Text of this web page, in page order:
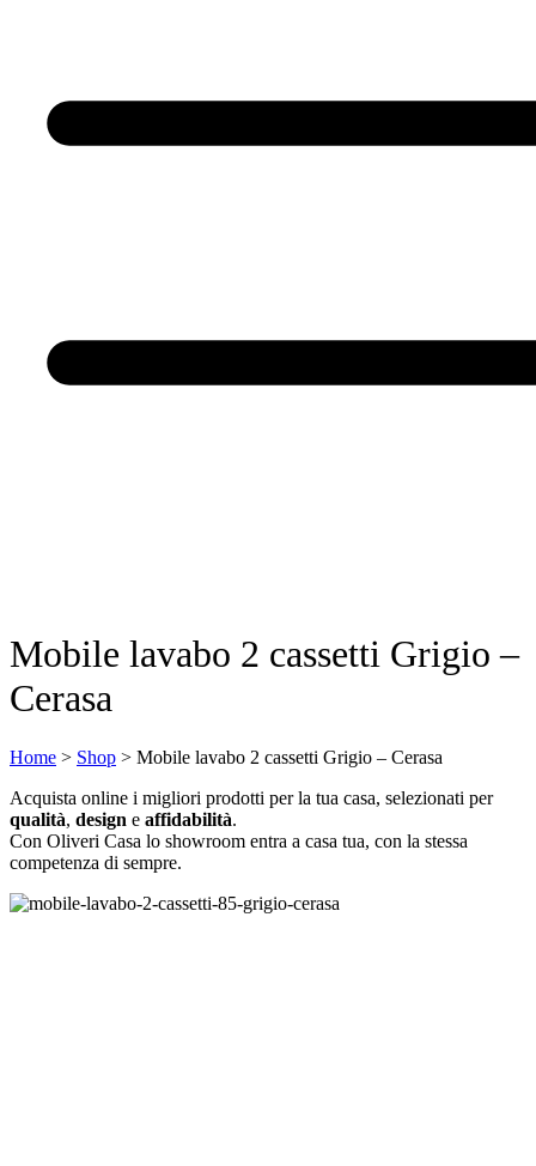
Mobile lavabo 2 cassetti Grigio –
Cerasa
Home > Shop > Mobile lavabo 2 cassetti Grigio – Cerasa
Acquista online i migliori prodotti per la tua casa, selezionati per
qualità, design e affidabilità.
Con Oliveri Casa lo showroom entra a casa tua, con la stessa
competenza di sempre.